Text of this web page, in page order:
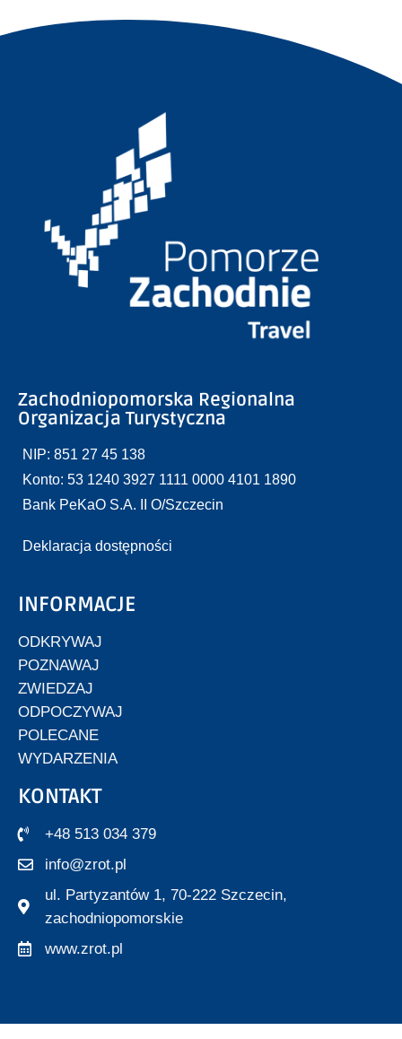
Zachodniopomorska Regionalna
Organizacja Turystyczna
NIP: 851 27 45 138
Konto: 53 1240 3927 1111 0000 4101 1890
Bank PeKaO S.A. II O/Szczecin
Deklaracja dostępności
INFORMACJE
ODKRYWAJ
POZNAWAJ
ZWIEDZAJ
ODPOCZYWAJ
POLECANE
WYDARZENIA
KONTAKT
+48 513 034 379
info@zrot.pl
ul. Partyzantów 1, 70-222 Szczecin,
zachodniopomorskie
www.zrot.pl